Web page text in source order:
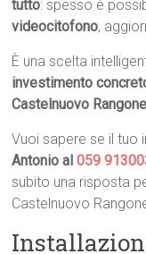
tutto: spesso è
videocitofono,
È una scelta
investimento
Castelnuovo Rangone
Vuoi sapere se il
Antonio al059
subito una risposta
Castelnuovo